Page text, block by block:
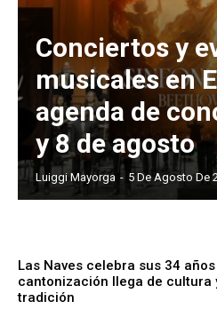
Conciertos y
musicales en
agenda de
y 8 de agosto
Luiggi Mayorga - 5 De Agosto De
Las Naves celebra sus 34
cantonización llega de cultura
tradición